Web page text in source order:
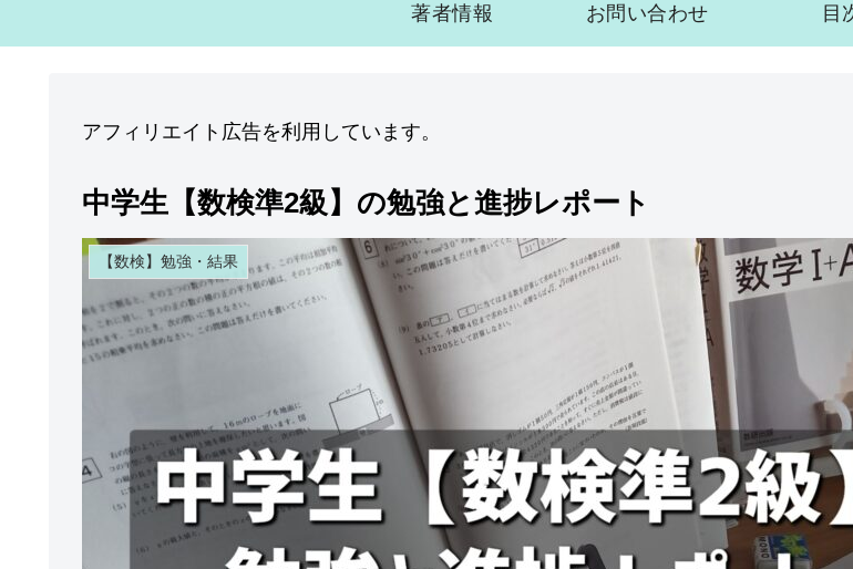
著者情報 お問い合わせ 目
アフィリエイト広告を利用しています。
中学生【数検準2級】の勉強と進捗レポート
【数検】勉強・結果